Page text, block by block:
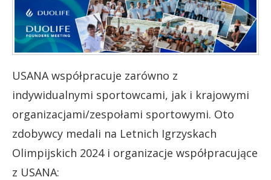
USANA współpracuje zarówno z
indywidualnymi sportowcami, jak i krajowymi
organizacjami/zespołami sportowymi. Oto
zdobywcy medali na Letnich Igrzyskach
Olimpijskich 2024 i organizacje współpracujące
z USANA: